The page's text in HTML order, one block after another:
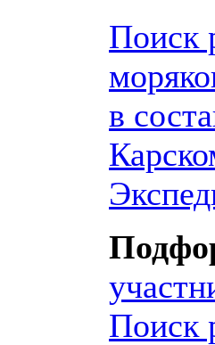
Поиск
в
Поиск